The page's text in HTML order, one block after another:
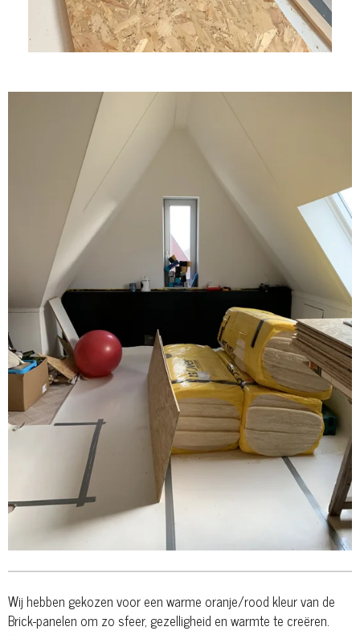
Wij hebben gekozen voor een warme oranje/rood kleur van de
Brick-panelen om zo sfeer, gezelligheid en warmte te creëren.